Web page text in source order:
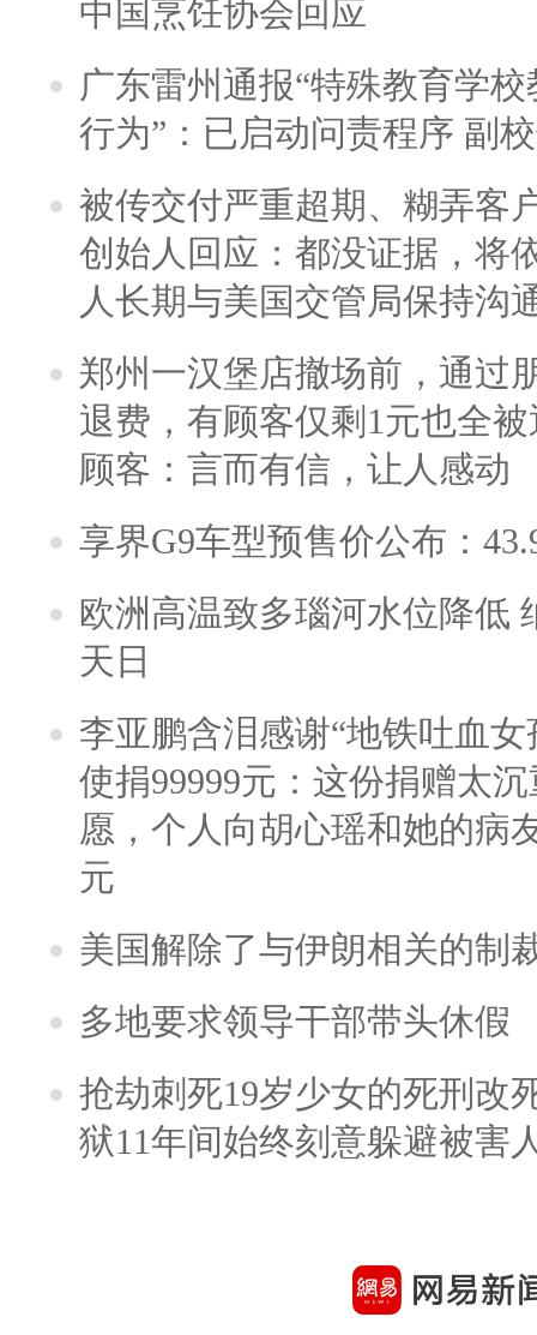
中国烹饪协会回应
广东雷州通报“特殊教育学
行为”：已启动问责程序 副
被传交付严重超期、糊弄客
创始人回应：都没证据，将
人长期与美国交管局保持沟
郑州一汉堡店撤场前，通过
退费，有顾客仅剩1元也全
顾客：言而有信，让人感动
享界G9车型预售价公布：
欧洲高温致多瑙河水位降低
天日
李亚鹏含泪感谢“地铁吐血
使捐99999元：这份捐赠太
愿，个人向胡心瑶和她的病
元
美国解除了与伊朗相关的制
多地要求领导干部带头休假
抢劫刺死19岁少女的死刑改
狱11年间始终刻意躲避被害